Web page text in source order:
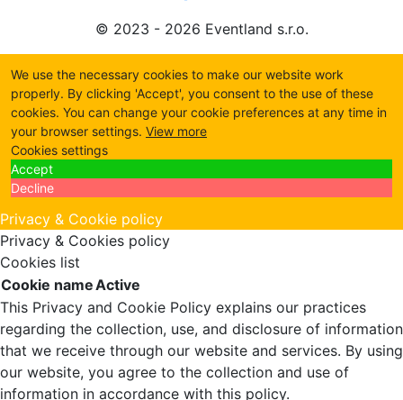
© 2023 - 2026 Eventland s.r.o.
We use the necessary cookies to make our website work
properly. By clicking 'Accept', you consent to the use of these
cookies. You can change your cookie preferences at any time in
your browser settings. View more
Cookies settings
Accept
Decline
Privacy & Cookie policy
Privacy & Cookies policy
Cookies list
Cookie nameActive
This Privacy and Cookie Policy explains our practices
regarding the collection, use, and disclosure of information
that we receive through our website and services. By using
our website, you agree to the collection and use of
information in accordance with this policy.